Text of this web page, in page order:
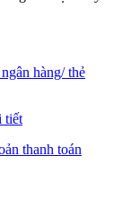
hàng/ thẻ
tiết
thanh toán